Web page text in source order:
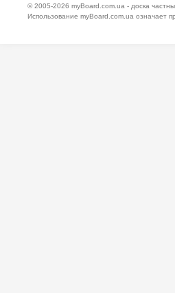
© 2005-2026 myBoard.com.ua - доска
Использование myBoard.com.ua означает